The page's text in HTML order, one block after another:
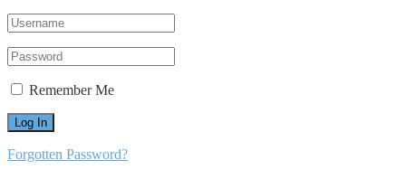
Remember Me
Forgotten Password?